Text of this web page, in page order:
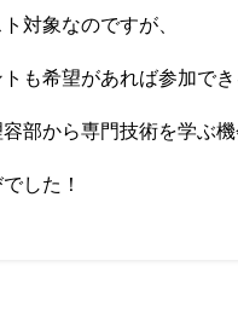
対象なのですが、
も希望があれば参加でき
部から専門技術を学ぶ機
した！